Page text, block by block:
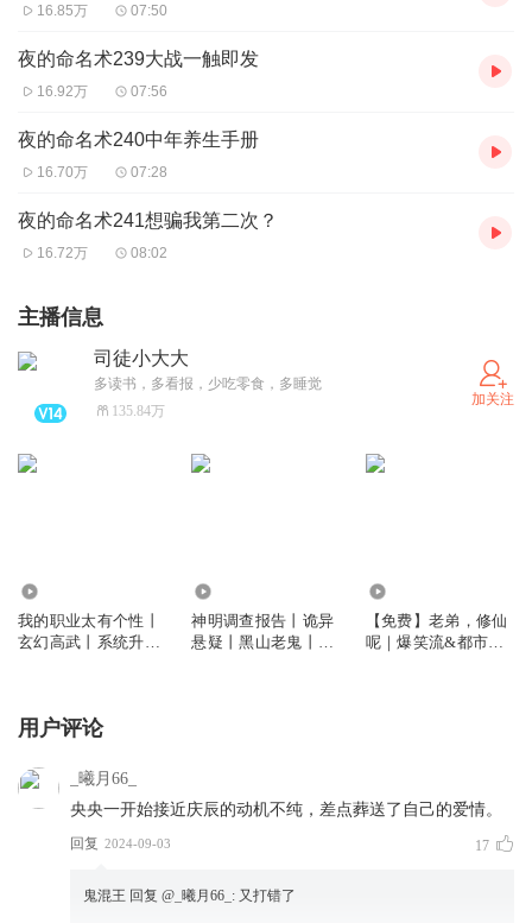
16.85万 07:50
夜的命名术239大战一触即发
16.92万 07:56
夜的命名术240中年养生手册
16.70万 07:28
夜的命名术241想骗我第二次？
16.72万 08:02
主播信息
司徒小大大
多读书，多看报，少吃零食，多睡觉
135.84万
加关注
我的职业太有个性丨
玄幻高武丨系统升级
神明调查报告丨诡异
悬疑丨黑山老鬼丨从
【免费】老弟，修仙
呢｜爆笑流&都市修
用户评论
_曦月66_
央央一开始接近庆辰的动机不纯，差点葬送了自己的爱情。
回复 2024-09-03 17
鬼混王 回复 @ _曦月66_ : 又打错了